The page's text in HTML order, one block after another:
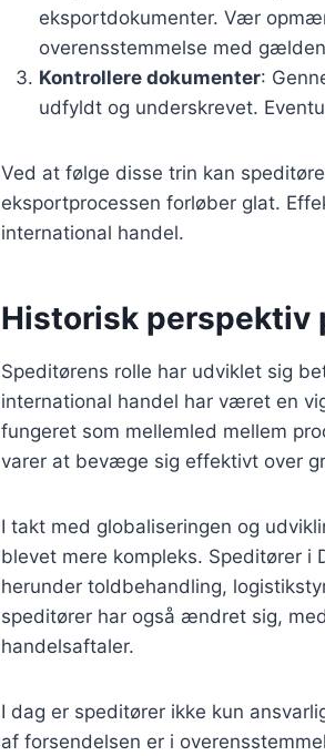
eksportdokumenter. Vær
overensstemmelse med
Kontrollere dokumenter:
udfyldt og underskrevet.
Ved at følge disse trin kan
eksportprocessen forløber glat.
international handel.
Historisk perspektiv
Speditørens rolle har udviklet sig
international handel har været en
fungeret som mellemled mellem
varer at bevæge sig effektivt over
I takt med globaliseringen og
blevet mere kompleks. Speditører i
herunder toldbehandling,
speditører har også ændret sig,
handelsaftaler.
I dag er speditører ikke kun
af forsendelsen er i